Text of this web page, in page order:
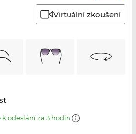
Virtuální zkoušení
k odeslání za 3 hodin